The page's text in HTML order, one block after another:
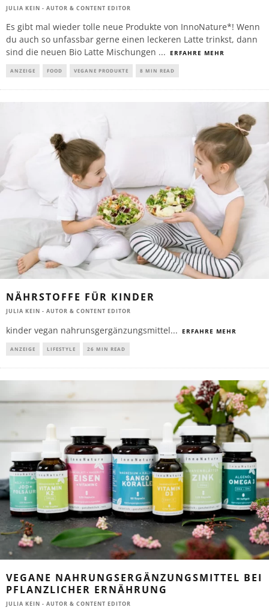
JULIA KEIN - AUTOR & CONTENT EDITOR
Es gibt mal wieder tolle neue Produkte von InnoNature*! Wenn
du auch so unfassbar gerne einen leckeren Latte trinkst, dann
sind die neuen Bio Latte Mischungen ... ERFAHRE MEHR
ANZEIGE FOOD VEGANE PRODUKTE 8 MIN READ
NÄHRSTOFFE FÜR KINDER
JULIA KEIN - AUTOR & CONTENT EDITOR
kinder vegan nahrunsgergänzungsmittel... ERFAHRE MEHR
ANZEIGE LIFESTYLE 26 MIN READ
VEGANE NAHRUNGSERGÄNZUNGSMITTEL BEI
PFLANZLICHER ERNÄHRUNG
JULIA KEIN - AUTOR & CONTENT EDITOR